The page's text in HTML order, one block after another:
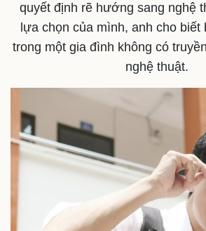
Thể thao
Bóng đá
Lịch thi đấu bóng đá
Ô tô -
Ô tô
Xe
Tư
quyết định rẽ hướng sang nghệ
lựa chọn của mình, anh cho biết
trong một gia đình không có
nghệ thuật.